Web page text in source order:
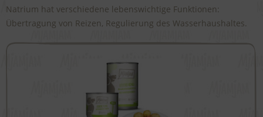
Natrium hat verschiedene lebenswichtige Funktionen:
Übertragung von Reizen, Regulierung des Wasserhaushaltes.